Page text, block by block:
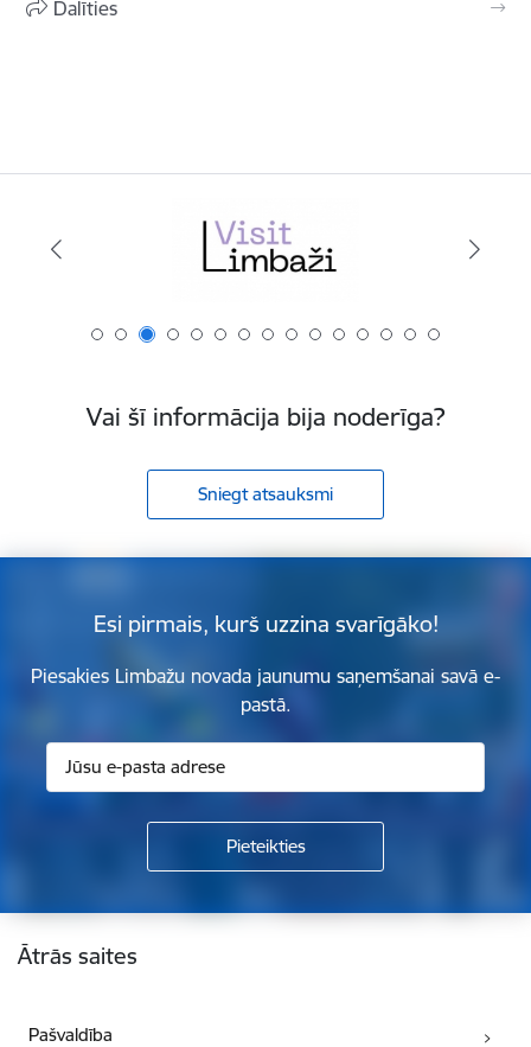
Dalīties
Vai šī informācija bija noderīga?
Sniegt atsauksmi
Esi pirmais, kurš uzzina svarīgāko!
Piesakies Limbažu novada jaunumu saņemšanai savā e-
pastā.
Kājene
Ātrās saites
Pašvaldība